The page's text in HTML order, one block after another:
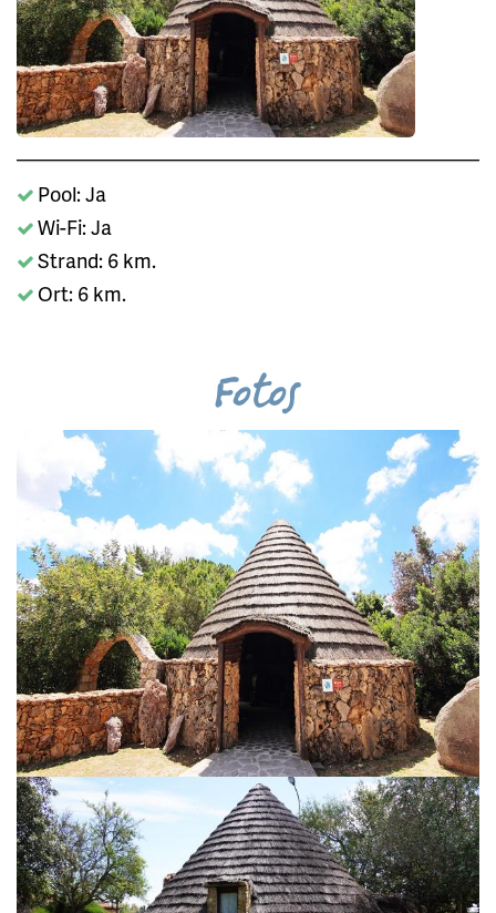
Pool: Ja
Wi-Fi: Ja
Strand: 6 km.
Ort: 6 km.
Fotos